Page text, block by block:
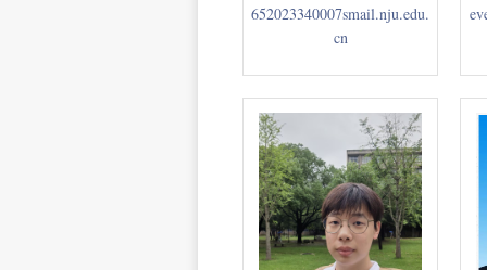
652023340007smail.nju.edu.
cn